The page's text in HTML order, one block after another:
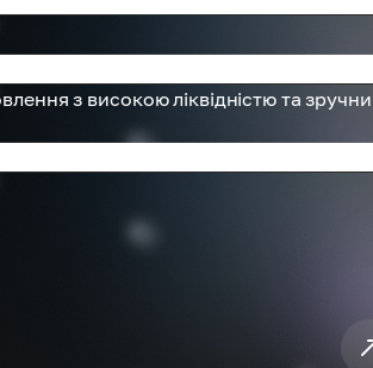
з високою ліквідністю та